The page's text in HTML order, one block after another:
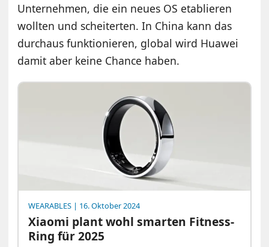
Unternehmen, die ein neues OS etablieren
wollten und scheiterten. In China kann das
durchaus funktionieren, global wird Huawei
damit aber keine Chance haben.
WEARABLES | 16. Oktober 2024
Xiaomi plant wohl smarten Fitness-
Ring für 2025